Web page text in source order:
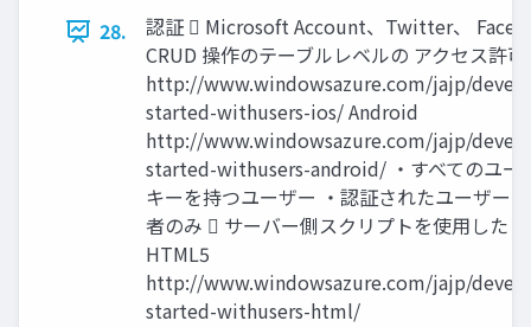
28.
認証  Microsoft Account、Twitter、
CRUD 操作のテーブルレベルの アクセス許
http://www.windowsazure.com/jajp/
started-withusers-ios/ Android
http://www.windowsazure.com/jajp/
started-withusers-android/ ・すべてのユー
キーを持つユーザー ・認証されたユーザー
者のみ  サーバー側スクリプトを使用した
HTML5
http://www.windowsazure.com/jajp/
started-withusers-html/